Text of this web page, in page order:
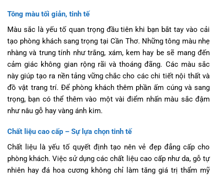
Tông màu tối giản, tinh tế
Màu sắc là yếu tố quan trọng đầu tiên khi bạn bắt tay vào cải
tạo phòng khách sang trọng tại Cần Thơ. Những tông màu nhẹ
nhàng và trung tính như trắng, xám, kem hay be sẽ mang đến
cảm giác không gian rộng rãi và thoáng đãng. Các màu sắc
này giúp tạo ra nền tảng vững chắc cho các chi tiết nội thất và
đồ vật trang trí. Để phòng khách thêm phần ấm cúng và sang
trọng, bạn có thể thêm vào một vài điểm nhấn màu sắc đậm
như nâu gỗ hay vàng ánh kim.
Chất liệu cao cấp – Sự lựa chọn tinh tế
Chất liệu là yếu tố quyết định tạo nên vẻ đẹp đẳng cấp cho
phòng khách. Việc sử dụng các chất liệu cao cấp như da, gỗ tự
nhiên hay đá hoa cương không chỉ làm tăng giá trị thẩm mỹ